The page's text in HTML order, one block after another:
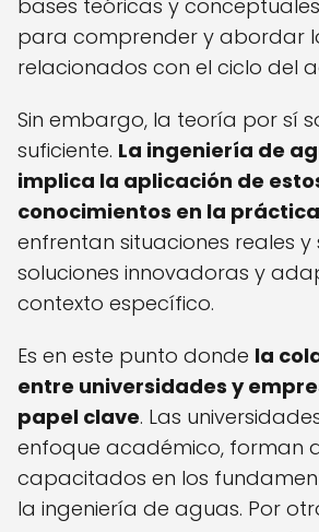
bases teóricas y
para comprender y abordar
relacionados con el ciclo del
Sin embargo, la teoría por sí
suficiente. La ingeniería de
implica la aplicación de
conocimientos en la práctica
enfrentan situaciones reales y
soluciones innovadoras y
contexto específico.
Es en este punto donde la
entre universidades y
papel clave. Las
enfoque académico, forman
capacitados en los
la ingeniería de aguas. Por